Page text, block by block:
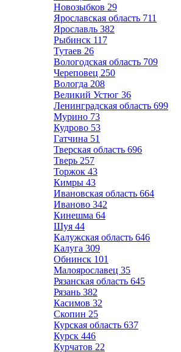
Новозыбков 29
Ярославская область 711
Ярославль 382
Рыбинск 117
Тутаев 26
Вологодская область 709
Череповец 250
Вологда 208
Великий Устюг 36
Ленинградская область 699
Мурино 73
Кудрово 53
Гатчина 51
Тверская область 696
Тверь 257
Торжок 43
Кимры 43
Ивановская область 664
Иваново 342
Кинешма 64
Шуя 44
Калужская область 646
Калуга 309
Обнинск 101
Малоярославец 35
Рязанская область 645
Рязань 382
Касимов 32
Скопин 25
Курская область 637
Курск 446
Курчатов 22